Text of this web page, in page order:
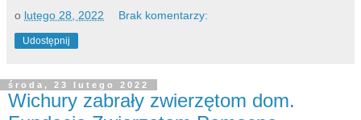
o lutego 28, 2022 Brak komentarzy:
Udostępnij
środa, 23 lutego 2022
Wichury zabrały zwierzętom dom.